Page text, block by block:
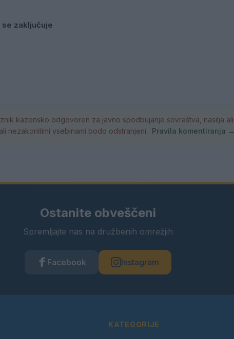
zaključuje
kazensko odgovoren za javno spodbujanje sovraštva, nasilja ali
nezakonitimi vsebinami bodo odstranjeni. Pravila komentiranja →
Ostanite obveščeni
Spremljajte nas na družbenih omrežjih
Facebook Instagram
KATEGORIJE